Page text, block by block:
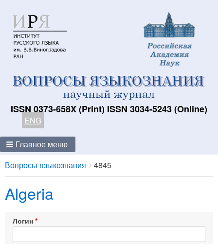
ISSN 0373-658X (Print) ISSN 3034-5243 (Online)
ENG
Главное меню
Breadcrumbs
You
are
here:
Вопросы языкознания 4845
Algeria
Логин